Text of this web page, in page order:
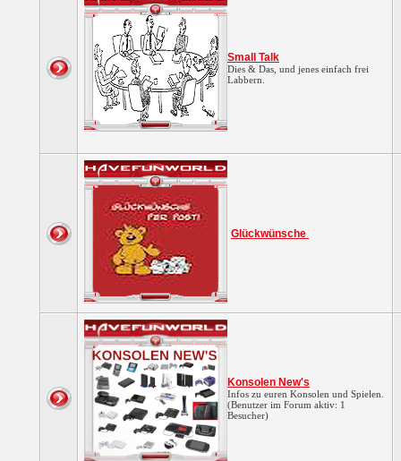
Small Talk
Dies & Das, und jenes einfach frei
Labbern.
Glückwünsche
Konsolen New's
Infos zu euren Konsolen und Spielen.
(Benutzer im Forum aktiv: 1
Besucher)